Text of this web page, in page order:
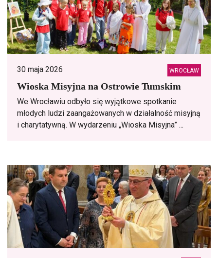
30 maja 2026 WROCŁAW
Wioska Misyjna na Ostrowie Tumskim
We Wrocławiu odbyło się wyjątkowe spotkanie
młodych ludzi zaangażowanych w działalność misyjną
i charytatywną. W wydarzeniu „Wioska Misyjna” ...